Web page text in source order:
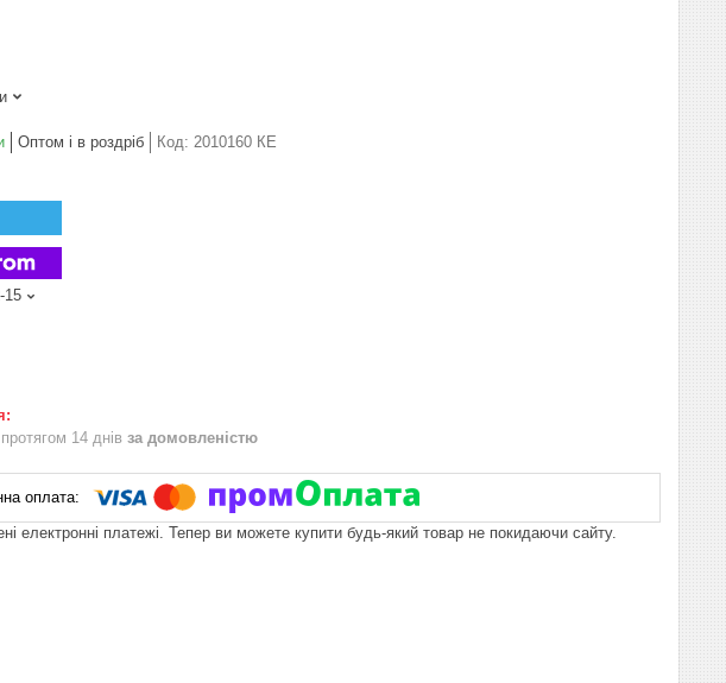
Оптом і в роздріб Код: 2010160 КЕ
15
14 днів за домовленістю
електронні платежі. Тепер ви можете купити будь-який товар не покидаючи сайту.